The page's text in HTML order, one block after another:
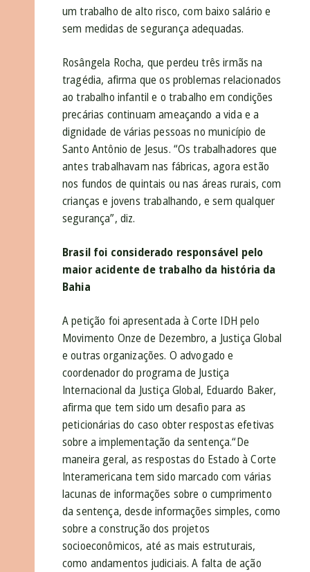
um trabalho de alto risco, com baixo salário e
sem medidas de segurança adequadas.
Rosângela Rocha, que perdeu três irmãs na
tragédia, afirma que os problemas relacionados
ao trabalho infantil e o trabalho em condições
precárias continuam ameaçando a vida e a
dignidade de várias pessoas no município de
Santo Antônio de Jesus. “Os trabalhadores que
antes trabalhavam nas fábricas, agora estão
nos fundos de quintais ou nas áreas rurais, com
crianças e jovens trabalhando, e sem qualquer
segurança”, diz.
Brasil foi considerado responsável pelo
maior acidente de trabalho da história da
Bahia
A petição foi apresentada à Corte IDH pelo
Movimento Onze de Dezembro, a Justiça Global
e outras organizações. O advogado e
coordenador do programa de Justiça
Internacional da Justiça Global, Eduardo Baker,
afirma que tem sido um desafio para as
peticionárias do caso obter respostas efetivas
sobre a implementação da sentença.“De
maneira geral, as respostas do Estado à Corte
Interamericana tem sido marcado com várias
lacunas de informações sobre o cumprimento
da sentença, desde informações simples, como
sobre a construção dos projetos
socioeconômicos, até as mais estruturais,
como andamentos judiciais. A falta de ação